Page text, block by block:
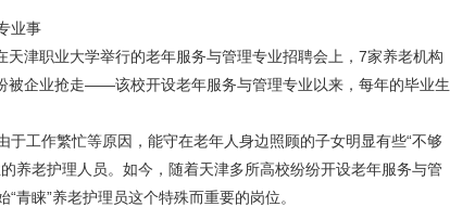
业事
津职业大学举行的老年服务与管理专业招聘会上，7家养老机构
被企业抢走——该校开设老年服务与管理专业以来，每年的毕业生
工作繁忙等原因，能守在老年人身边照顾的子女明显有些“不够
养老护理人员。如今，随着天津多所高校纷纷开设老年服务与管
青睐”养老护理员这个特殊而重要的岗位。